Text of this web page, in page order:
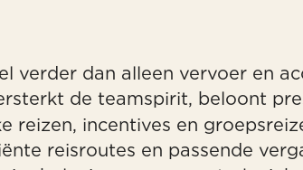
verder dan alleen vervoer en
de teamspirit, beloont
reizen, incentives en
reisroutes en passende